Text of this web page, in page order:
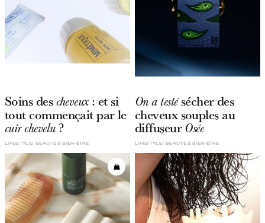
Soins descheveux: et si
tout commençait par le
cuir chevelu?
BEAUTÉ & BIEN-ÊTRE
LIFESTYLE
On a testésécher des
cheveux souples au
diffuseurOsée
BEAUTÉ & BIEN-ÊTRE
LIFESTYLE